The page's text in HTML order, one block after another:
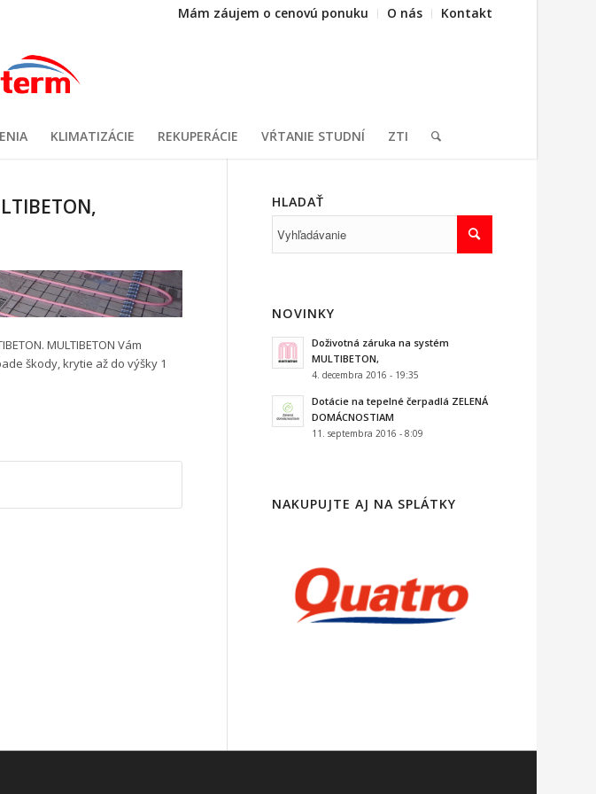
Mám záujem o cenovú ponuku O nás Kontakt
KLIMATIZÁCIE REKUPERÁCIE VŔTANIE STUDNÍ ZTI
MULTIBETON Vám
škody, krytie až do výšky 1
HLADAŤ
NOVINKY
Doživotná záruka na systém
MULTIBETON,
4. decembra 2016 - 19:35
Dotácie na tepelné čerpadlá ZELENÁ
DOMÁCNOSTIAM
11. septembra 2016 - 8:09
NAKUPUJTE AJ NA SPLÁTKY